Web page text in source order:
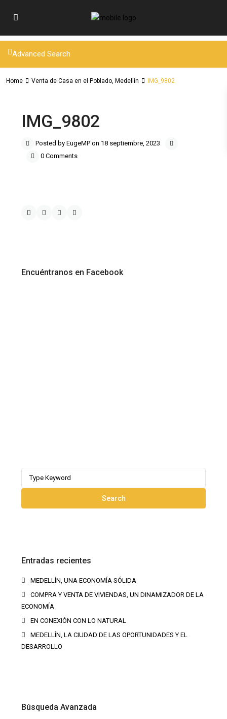
Advanced Search
Home Venta de Casa en el Poblado, Medellín IMG_9802
IMG_9802
Posted by EugeMP on 18 septiembre, 2023
0 Comments
Encuéntranos en Facebook
Search
Entradas recientes
MEDELLÍN, UNA ECONOMÍA SÓLIDA
COMPRA Y VENTA DE VIVIENDAS, UN DINAMIZADOR DE LA
ECONOMÍA
EN CONEXIÓN CON LO NATURAL
MEDELLÍN, LA CIUDAD DE LAS OPORTUNIDADES Y EL
DESARROLLO
Búsqueda Avanzada